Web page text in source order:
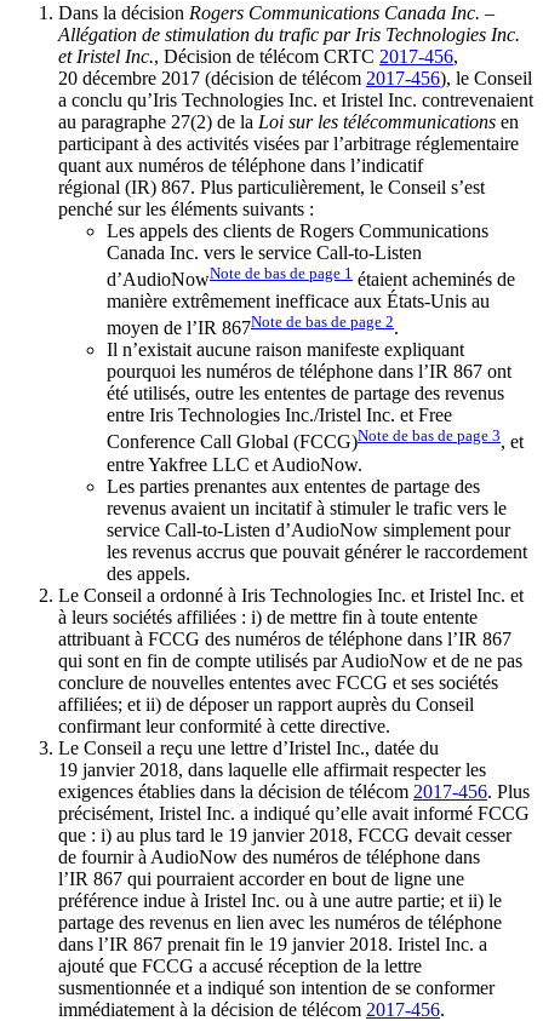
Dans la décision Rogers Communications Canada Inc. –
Allégation de stimulation du trafic par Iris Technologies Inc.
et Iristel Inc., Décision de télécom CRTC 2017-456,
20 décembre 2017 (décision de télécom 2017-456), le Conseil
a conclu qu’Iris Technologies Inc. et Iristel Inc. contrevenaient
au paragraphe 27(2) de la Loi sur les télécommunications en
participant à des activités visées par l’arbitrage réglementaire
quant aux numéros de téléphone dans l’indicatif
régional (IR) 867. Plus particulièrement, le Conseil s’est
penché sur les éléments suivants :
Les appels des clients de Rogers Communications
Canada Inc. vers le service Call-to-Listen
d’AudioNowNote de bas de page 1 étaient acheminés de
manière extrêmement inefficace aux États-Unis au
moyen de l’IR 867Note de bas de page 2.
Il n’existait aucune raison manifeste expliquant
pourquoi les numéros de téléphone dans l’IR 867 ont
été utilisés, outre les ententes de partage des revenus
entre Iris Technologies Inc./Iristel Inc. et Free
Conference Call Global (FCCG)Note de bas de page 3, et
entre Yakfree LLC et AudioNow.
Les parties prenantes aux ententes de partage des
revenus avaient un incitatif à stimuler le trafic vers le
service Call-to-Listen d’AudioNow simplement pour
les revenus accrus que pouvait générer le raccordement
des appels.
Le Conseil a ordonné à Iris Technologies Inc. et Iristel Inc. et
à leurs sociétés affiliées : i) de mettre fin à toute entente
attribuant à FCCG des numéros de téléphone dans l’IR 867
qui sont en fin de compte utilisés par AudioNow et de ne pas
conclure de nouvelles ententes avec FCCG et ses sociétés
affiliées; et ii) de déposer un rapport auprès du Conseil
confirmant leur conformité à cette directive.
Le Conseil a reçu une lettre d’Iristel Inc., datée du
19 janvier 2018, dans laquelle elle affirmait respecter les
exigences établies dans la décision de télécom 2017-456. Plus
précisément, Iristel Inc. a indiqué qu’elle avait informé FCCG
que : i) au plus tard le 19 janvier 2018, FCCG devait cesser
de fournir à AudioNow des numéros de téléphone dans
l’IR 867 qui pourraient accorder en bout de ligne une
préférence indue à Iristel Inc. ou à une autre partie; et ii) le
partage des revenus en lien avec les numéros de téléphone
dans l’IR 867 prenait fin le 19 janvier 2018. Iristel Inc. a
ajouté que FCCG a accusé réception de la lettre
susmentionnée et a indiqué son intention de se conformer
immédiatement à la décision de télécom 2017-456.